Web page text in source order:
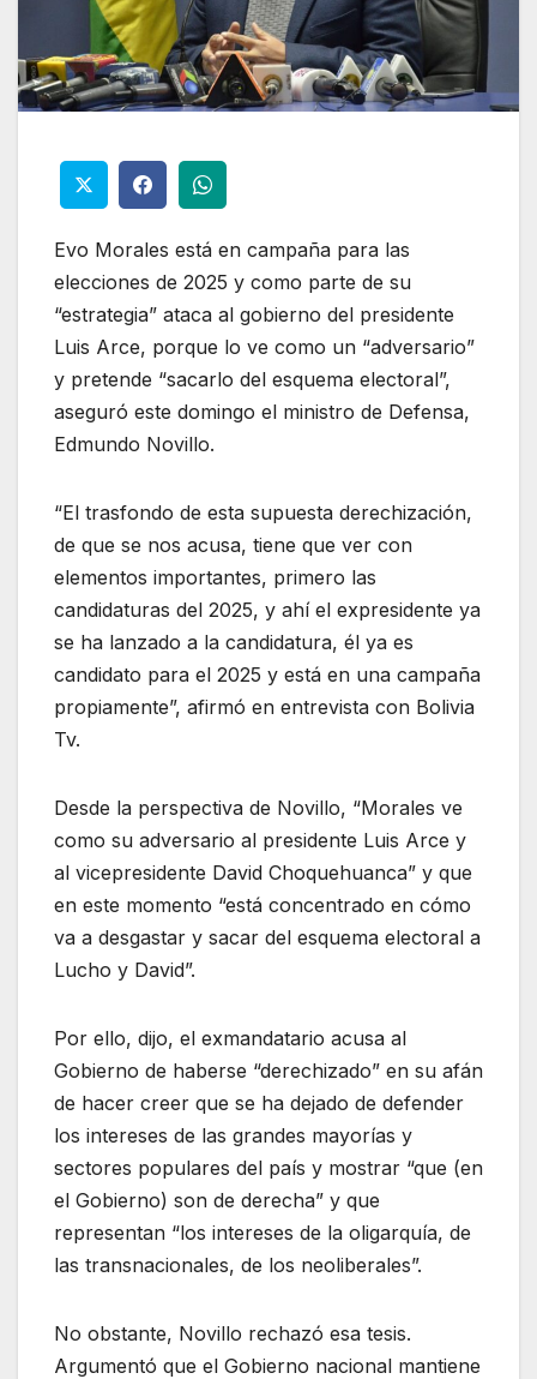
Evo Morales está en campaña para las
elecciones de 2025 y como parte de su
“estrategia” ataca al gobierno del presidente
Luis Arce, porque lo ve como un “adversario”
y pretende “sacarlo del esquema electoral”,
aseguró este domingo el ministro de Defensa,
Edmundo Novillo.
“El trasfondo de esta supuesta derechización,
de que se nos acusa, tiene que ver con
elementos importantes, primero las
candidaturas del 2025, y ahí el expresidente ya
se ha lanzado a la candidatura, él ya es
candidato para el 2025 y está en una campaña
propiamente”, afirmó en entrevista con Bolivia
Tv.
Desde la perspectiva de Novillo, “Morales ve
como su adversario al presidente Luis Arce y
al vicepresidente David Choquehuanca” y que
en este momento “está concentrado en cómo
va a desgastar y sacar del esquema electoral a
Lucho y David”.
Por ello, dijo, el exmandatario acusa al
Gobierno de haberse “derechizado” en su afán
de hacer creer que se ha dejado de defender
los intereses de las grandes mayorías y
sectores populares del país y mostrar “que (en
el Gobierno) son de derecha” y que
representan “los intereses de la oligarquía, de
las transnacionales, de los neoliberales”.
No obstante, Novillo rechazó esa tesis.
Argumentó que el Gobierno nacional mantiene